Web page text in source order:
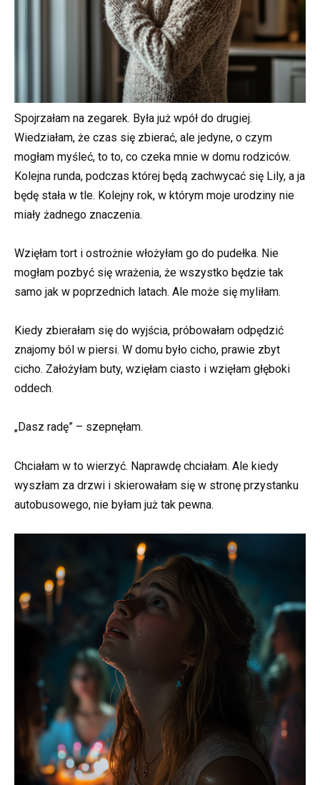
Spojrzałam na zegarek. Była już wpół do drugiej.
Wiedziałam, że czas się zbierać, ale jedyne, o czym
mogłam myśleć, to to, co czeka mnie w domu rodziców.
Kolejna runda, podczas której będą zachwycać się Lily, a ja
będę stała w tle. Kolejny rok, w którym moje urodziny nie
miały żadnego znaczenia.
Wzięłam tort i ostrożnie włożyłam go do pudełka. Nie
mogłam pozbyć się wrażenia, że wszystko będzie tak
samo jak w poprzednich latach. Ale może się myliłam.
Kiedy zbierałam się do wyjścia, próbowałam odpędzić
znajomy ból w piersi. W domu było cicho, prawie zbyt
cicho. Założyłam buty, wzięłam ciasto i wzięłam głęboki
oddech.
„Dasz radę” – szepnęłam.
Chciałam w to wierzyć. Naprawdę chciałam. Ale kiedy
wyszłam za drzwi i skierowałam się w stronę przystanku
autobusowego, nie byłam już tak pewna.